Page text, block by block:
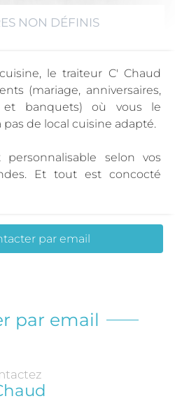
NON DÉFINIS
le traiteur C' Chaud
(mariage, anniversaires,
et banquets) où vous le
de local cuisine adapté.
selon vos
Et tout est concocté
par email
par email